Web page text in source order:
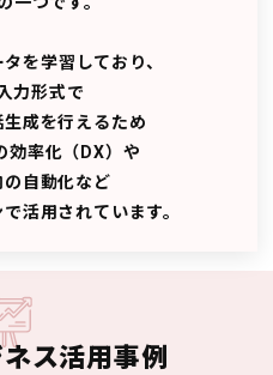
を学習しており、
力形式で
成を行えるため
効率化（DX）や
自動化など
活用されています。
ス活用事例